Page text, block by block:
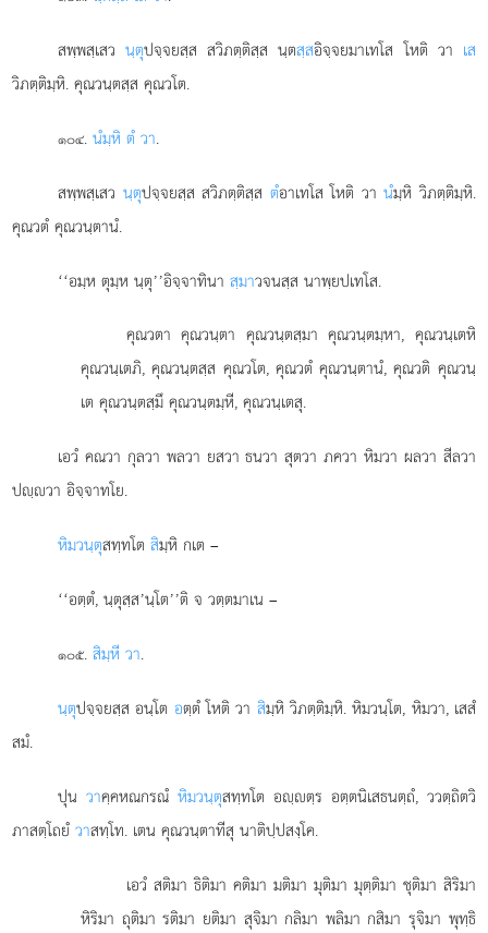
สพฺพสฺเสวนฺตุปจฺจยสฺส สวิภตฺติสฺส นฺตสฺสอิจฺจยมาเทโส โหติ วา เส
วิภตฺติมฺหิ. คุณวนฺตสฺส คุณวโต.
๑๐๔.นํมฺหิ ตํ วา.
สพฺพสฺเสว นฺตุปจฺจยสฺส สวิภตฺติสฺส ตํอาเทโส โหติ วานํมฺหิ วิภตฺติมฺหิ.
คุณวตํ คุณวนฺตานํ.
‘‘อมฺหตุมฺห นฺตุ’’อิจฺจาทินาสฺมาวจนสฺส นาพฺยปเทโส.
คุณวตา คุณวนฺตา คุณวนฺตสฺมา คุณวนฺตมฺหา, คุณวนฺเตหิ
คุณวนฺเตภิ, คุณวนฺตสฺส คุณวโต, คุณวตํ คุณวนฺตานํ, คุณวติ คุณวนฺ
เต คุณวนฺตสฺมึ คุณวนฺตมฺหี, คุณวนฺเตสุ.
เอวํ คณวา กุลวา พลวา ยสวา ธนวา สุตวา ภควา หิมวา ผลวา สีลวา
ปฺวา อิจฺจาทโย.
หิมวนฺตุสทฺทโตสิมฺหิ กเต –
‘‘อตฺตํ, นฺตุสฺส’นฺโต’’ติ จ วตฺตมาเน –
๑๐๕.สิมฺหี วา.
นฺตุปจฺจยสฺส อนฺโต อตฺตํ โหติ วา สิมฺหิ วิภตฺติมฺหิ. หิมวนฺโต, หิมวา, เสสํ
สมํ.
ปุน วาคฺคหณกรณํ หิมวนฺตุสทฺทโต อฺตฺร อตฺตนิเสธนตฺถํ, ววตฺถิตวิ
ภาสตฺโถยํวาสทฺโท. เตน คุณวนฺตาทีสุ นาติปฺปสงฺโค.
เอวํ สติมา ธิติมา คติมา มติมา มุติมา มุตฺติมา ชุติมา สิริมา
หิริมา ถุติมา รติมา ยติมา สุจิมา กลิมา พลิมา กสิมา รุจิมา พุทฺธิ